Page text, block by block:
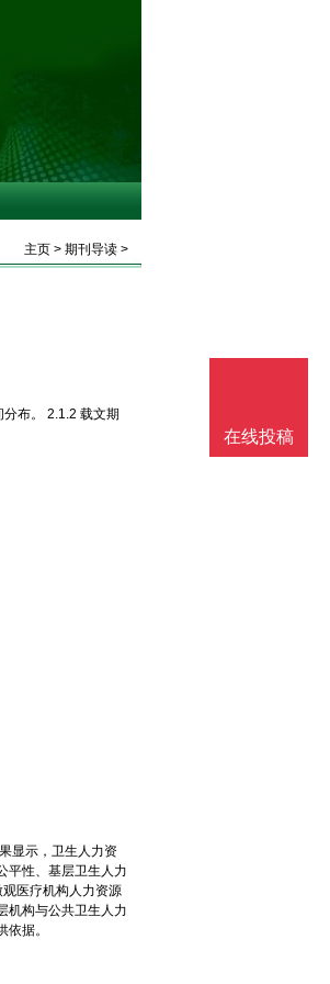
主页 > 期刊导读 >
布。 2.1.2 载文期
显示，卫生人力资
平性、基层卫生人力
医疗机构人力资源
机构与公共卫生人力
据。
在线投稿